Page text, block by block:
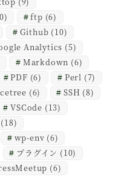
ftp (6)
Github (10)
Analytics (5)
Markdown (6)
PDF (6) Perl (7)
(6) SSH (8)
VSCode (13)
(18)
wp-env (6)
プラグイン (10)
(6)